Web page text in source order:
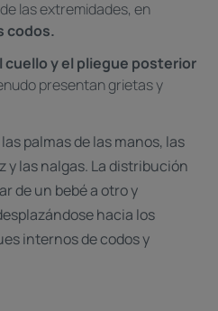
las extremidades, en
codos.
cuello y el pliegue posterior
presentan grietas y
palmas de las manos, las
y las nalgas. La distribución
de un bebé a otro y
hacia los
internos de codos y